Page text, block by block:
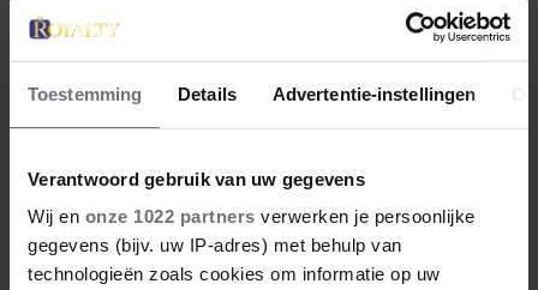
Toestemming Details Advertentie-instellingen
Verantwoord gebruik van uw gegevens
Wij en onze 1022 partners verwerken je persoonlijke
gegevens (bijv. uw IP-adres) met behulp van
technologieën zoals cookies om informatie op uw
ROCAGEL: HET GEHEIME
ONDERKOMEN VAN PRINSES
CHARLÈNE